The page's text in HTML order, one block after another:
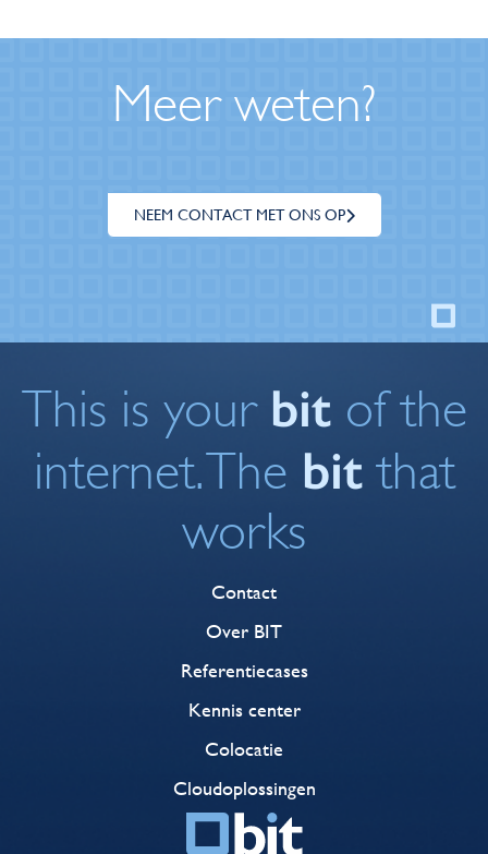
Meer weten?
NEEM CONTACT MET ONS OP
This is your bitof the
internet. The bitthat
works
Contact
Over BIT
Referentiecases
Kennis center
Colocatie
Cloudoplossingen